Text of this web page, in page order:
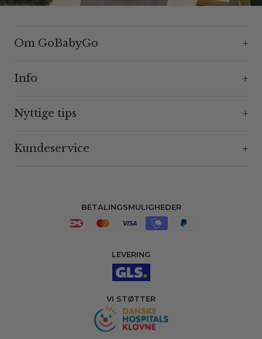
Om GoBabyGo
Info
Nyttige tips
Kundeservice
BETALINGSMULIGHEDER
LEVERING
VI STØTTER